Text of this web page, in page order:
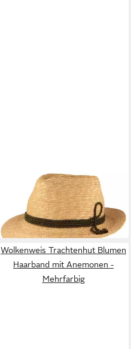
Tiefenbacher mit 4-fach
Kordel
79,99 €
lieferbar - in 3-4 Werktagen bei dir
Wolkenweis Trachtenhut Blumen
Haarband mit Anemonen -
Mehrfarbig